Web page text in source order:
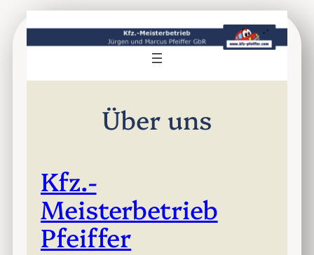
Inhalt
Über uns
Kfz.-
Meisterbetrieb
Pfeiffer